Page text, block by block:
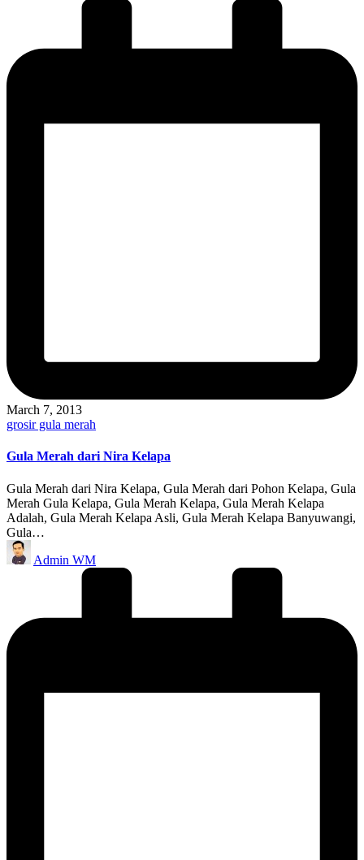
March 7, 2013
Posted
grosir gula merah
Gula Merah dari Nira Kelapa
Gula Merah dari Nira Kelapa, Gula Merah dari Pohon Kelapa, Gula
Merah Gula Kelapa, Gula Merah Kelapa, Gula Merah Kelapa
Adalah, Gula Merah Kelapa Asli, Gula Merah Kelapa Banyuwangi,
Gula…
Posted
by
Admin WM